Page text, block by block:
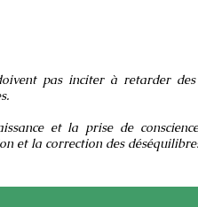
pas inciter à retarder
et la prise de
et la correction des